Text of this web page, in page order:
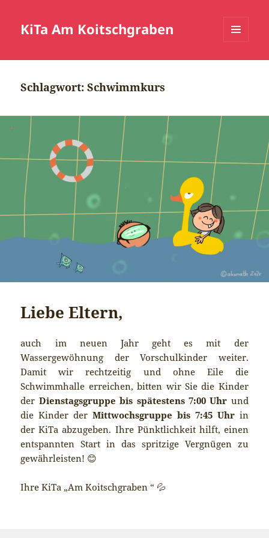
KiTa Am Koitschgraben
Schlagwort:Schwimmkurs
Liebe Eltern,
auch im neuen Jahr geht es mit der
Wassergewöhnung der Vorschulkinder weiter.
Damit wir rechtzeitig und ohne Eile die
Schwimmhalle erreichen, bitten wir Sie die Kinder
der Dienstagsgruppe bis spätestens 7:00 Uhr und
die Kinder derMittwochsgruppe bis 7:45 Uhrin
der KiTa abzugeben. Ihre Pünktlichkeit hilft, einen
entspannten Start in das spritzige Vergnügen zu
gewährleisten! 😊
Ihre KiTa „Am Koitschgraben “ 💦